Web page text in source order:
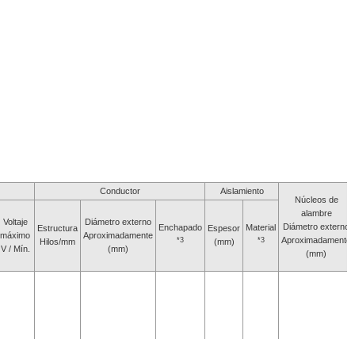
Conductor
Aislamiento
Núcleos de
alambre
Diámetro externo
Aproximadamente
(mm)
Voltaje
máximo
V / Mín.
Estructura
Hilos/mm
Diámetro externo
Aproximadamente
(mm)
Enchapado
*3
Espesor
(mm)
Material
*3